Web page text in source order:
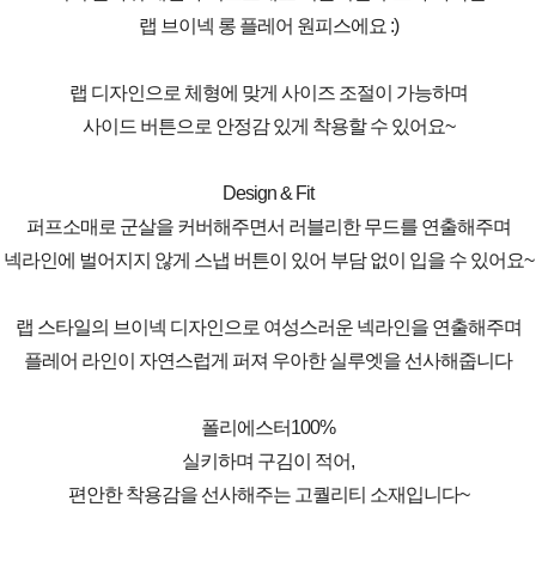
랩 브이넥 롱 플레어 원피스에요 :)
랩 디자인으로 체형에 맞게 사이즈 조절이 가능하며
사이드 버튼으로 안정감 있게 착용할 수 있어요~
Design & Fit
퍼프소매로 군살을 커버해주면서 러블리한 무드를 연출해주며
넥라인에 벌어지지 않게 스냅 버튼이 있어 부담 없이 입을 수 있어요~
랩 스타일의 브이넥 디자인으로 여성스러운 넥라인을 연출해주며
플레어 라인이 자연스럽게 퍼져 우아한 실루엣을 선사해줍니다
폴리에스터100%
실키하며 구김이 적어,
편안한 착용감을 선사해주는 고퀄리티 소재입니다~